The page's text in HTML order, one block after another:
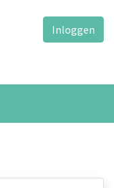
Inloggen